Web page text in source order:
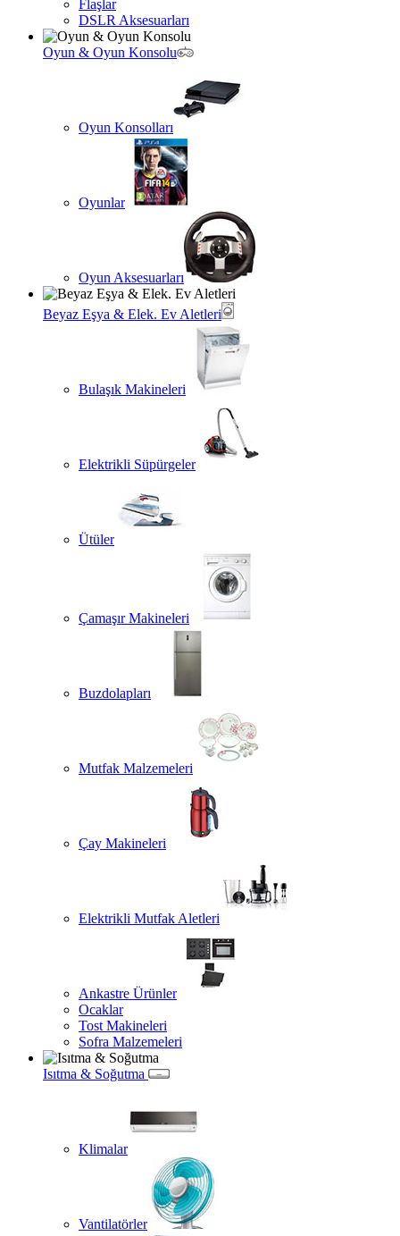
Flaşlar
DSLR Aksesuarları
Oyun & Oyun Konsolu
Oyun Konsolları
Oyunlar
Oyun Aksesuarları
Beyaz Eşya & Elek. Ev Aletleri
Bulaşık Makineleri
Elektrikli Süpürgeler
Ütüler
Çamaşır Makineleri
Buzdolapları
Mutfak Malzemeleri
Çay Makineleri
Elektrikli Mutfak Aletleri
Ankastre Ürünler
Ocaklar
Tost Makineleri
Sofra Malzemeleri
Isıtma & Soğutma
Klimalar
Vantilatörler